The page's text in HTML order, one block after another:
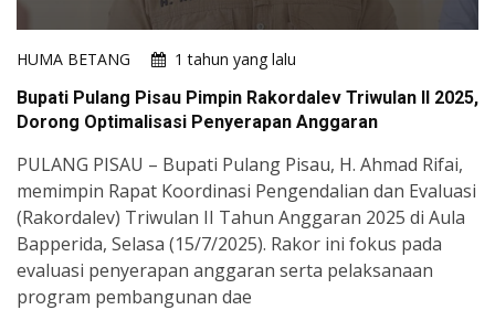
HUMA BETANG
1 tahun yang lalu
Bupati Pulang Pisau Pimpin Rakordalev Triwulan II 2025,
Dorong Optimalisasi Penyerapan Anggaran
PULANG PISAU – Bupati Pulang Pisau, H. Ahmad Rifai,
memimpin Rapat Koordinasi Pengendalian dan Evaluasi
(Rakordalev) Triwulan II Tahun Anggaran 2025 di Aula
Bapperida, Selasa (15/7/2025). Rakor ini fokus pada
evaluasi penyerapan anggaran serta pelaksanaan
program pembangunan dae